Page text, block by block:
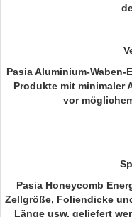
Pasia Aluminium-
Produkte mit minimaler
vor
Pasia Honeycomb
Zellgröße, Foliendicke
Länge usw. geliefert